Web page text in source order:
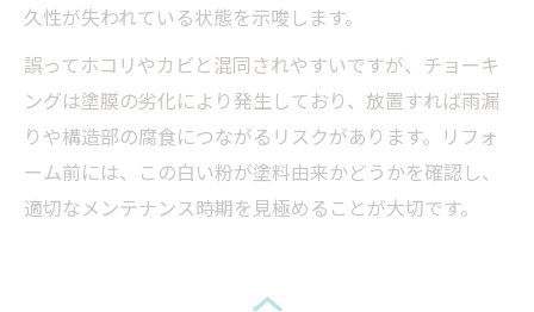
久性が失われている状態を示唆します。
誤ってホコリやカビと混同されやすいですが、チョーキ
ングは塗膜の劣化により発生しており、放置すれば雨漏
りや構造部の腐食につながるリスクがあります。リフォ
ーム前には、この白い粉が塗料由来かどうかを確認し、
適切なメンテナンス時期を見極めることが大切です。